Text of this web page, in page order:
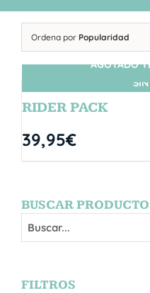
Ordena por Popularidad
AGOTADO
RIDER PACK
39,95€
BUSCAR
FILTROS